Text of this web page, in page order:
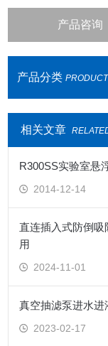
产品咨询
产品分类
相关文章
R300SS实验室悬
2014-12-14
直连插入式防倒
用
2024-11-01
真空抽滤泵进水进
2023-02-17